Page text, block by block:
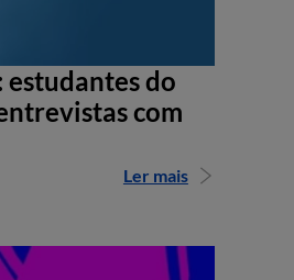
do
com
Ler mais